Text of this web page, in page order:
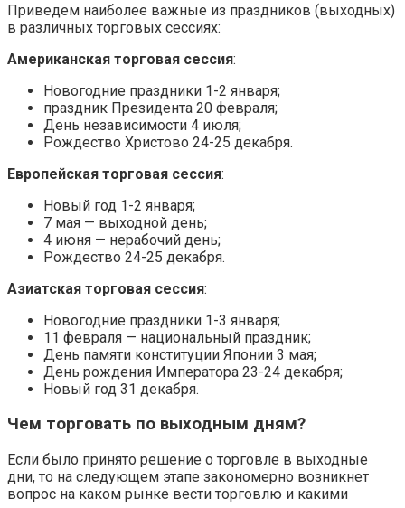
Приведем наиболее важные из праздников (выходных)
в различных торговых сессиях:
Американская торговая сессия:
Новогодние праздники 1-2 января;
праздник Президента 20 февраля;
День независимости 4 июля;
Рождество Христово 24-25 декабря.
Европейская торговая сессия:
Новый год 1-2 января;
7 мая — выходной день;
4 июня — нерабочий день;
Рождество 24-25 декабря.
Азиатская торговая сессия:
Новогодние праздники 1-3 января;
11 февраля — национальный праздник;
День памяти конституции Японии 3 мая;
День рождения Императора 23-24 декабря;
Новый год 31 декабря.
Чем торговать по выходным дням?
Если было принято решение о торговле в выходные
дни, то на следующем этапе закономерно возникнет
вопрос на каком рынке вести торговлю и какими